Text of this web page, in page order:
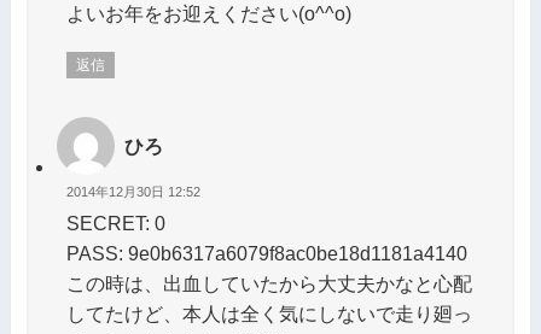
よいお年をお迎えください(o^^o)
返信
ひろ
2014年12月30日 12:52
SECRET: 0
PASS: 9e0b6317a6079f8ac0be18d1181a4140
この時は、出血していたから大丈夫かなと心配
してたけど、本人は全く気にしないで走り廻っ